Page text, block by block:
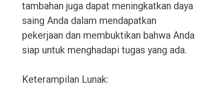
tambahan juga dapat meningkatkan daya
saing Anda dalam mendapatkan
pekerjaan dan membuktikan bahwa Anda
siap untuk menghadapi tugas yang ada.
Keterampilan Lunak: